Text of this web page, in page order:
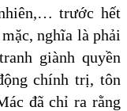
trước hết
nghĩa là phải
giành quyền
chính trị, tôn
đã chỉ ra rằng